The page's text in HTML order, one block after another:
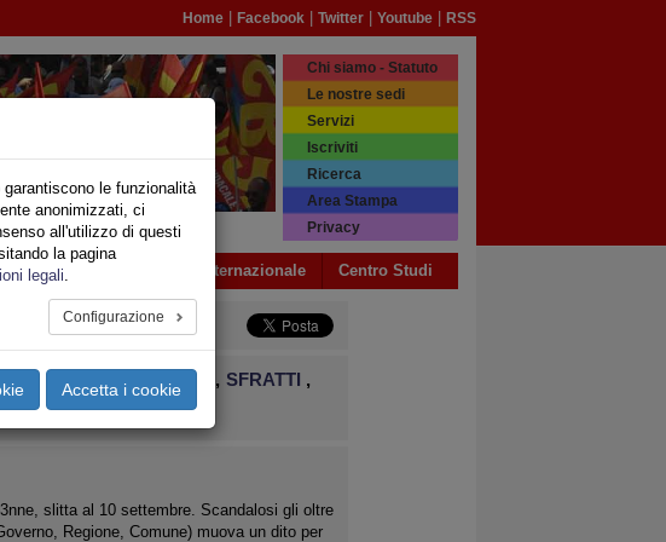
Home Facebook Twitter Youtube RSS
Chi siamo - Statuto
Le nostre sedi
Servizi
Iscriviti
Ricerca
Area Stampa
Privacy
Internazionale Centro Studi
ENTI PREVIDENZIALI , SFRATTI ,
slitta al 10 settembre. Scandalosi gli oltre
Regione, Comune) muova un dito per
le funzionalità
anonimizzati, ci
all'utilizzo di questi
la pagina
legali.
Configurazione
Accetta i cookie